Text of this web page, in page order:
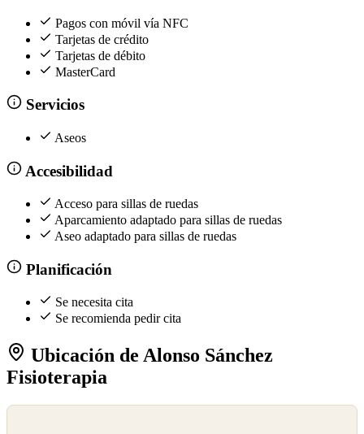
Pagos con móvil vía NFC
Tarjetas de crédito
Tarjetas de débito
MasterCard
Servicios
Aseos
Accesibilidad
Acceso para sillas de ruedas
Aparcamiento adaptado para sillas de ruedas
Aseo adaptado para sillas de ruedas
Planificación
Se necesita cita
Se recomienda pedir cita
Ubicación de Alonso Sánchez
Fisioterapia